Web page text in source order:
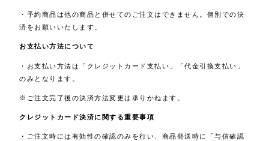
・予約商品は他の商品と併せてのご注文はできません。個別での決
済をお願いいたします。
お支払い方法について
・お支払い方法は「クレジットカード支払い」「代金引換支払い」
のみとなります。
※ご注文完了後の決済方法変更は承りかねます。
クレジットカード決済に関する重要事項
・ご注文時には有効性の確認のみを行い、商品発送時に「与信確認